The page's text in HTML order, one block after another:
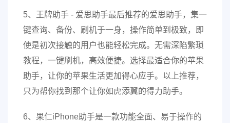
5、王牌助手 - 爱思助手最后推荐的爱思助手，集一
键查询、备份、刷机于一身，操作简单到极致，即
使是初次接触的用户也能轻松完成。无需深陷繁琐
教程，一键刷机，高效便捷。选择最适合你的苹果
助手，让你的苹果生活更加得心应手。以上推荐，
只为帮你找到那个让你如虎添翼的得力助手。
6、果仁iPhone助手是一款功能全面、易于操作的